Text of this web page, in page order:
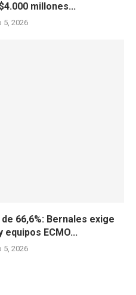
millones...
5, 2026
66,6%: Bernales exige
equipos ECMO...
5, 2026